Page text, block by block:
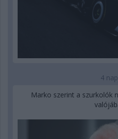
4
Marko szerint a szurkolók